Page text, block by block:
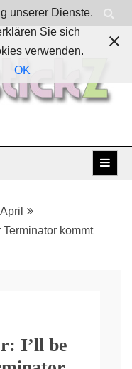
April
kommt
I’ll be
unserer Dienste.
Sie sich
verwenden.
OK